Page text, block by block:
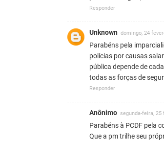
Responder
Unknown domingo, 24
Parabéns pela
polícias por causas
pública depende de
todas as forças de
Responder
Anônimo segunda-feira, 25
Parabéns à PCDF pela
Que a pm trilhe seu